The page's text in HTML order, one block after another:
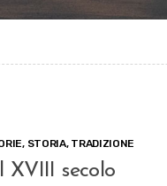
, STORIA, TRADIZIONE
XVIII secolo